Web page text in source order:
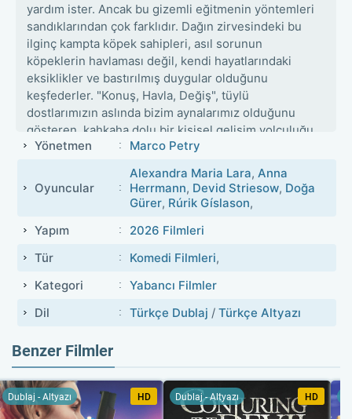
yardım ister. Ancak bu gizemli eğitmenin yöntemleri
sandıklarından çok farklıdır. Dağın zirvesindeki bu
ilginç kampta köpek sahipleri, asıl sorunun
köpeklerin havlaması değil, kendi hayatlarındaki
eksiklikler ve bastırılmış duygular olduğunu
keşfederler. "Konuş, Havla, Değiş", tüylü
dostlarımızın aslında bizim aynalarımız olduğunu
gösteren, kahkaha dolu bir kişisel gelişim yolculuğu
sunuyor.
Yönetmen Marco Petry
Oyuncular
Alexandra Maria Lara, Anna
Herrmann, Devid Striesow, Doğa
Gürer, Rúrik Gíslason,
Yapım
2026 Filmleri
Tür
Komedi Filmleri,
Kategori
Yabancı Filmler
Dil
Türkçe Dublaj / Türkçe Altyazı
Benzer Filmler
Dublaj - Altyazı HD Dublaj - Altyazı HD